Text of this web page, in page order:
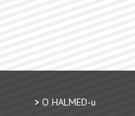
O HALMED-u